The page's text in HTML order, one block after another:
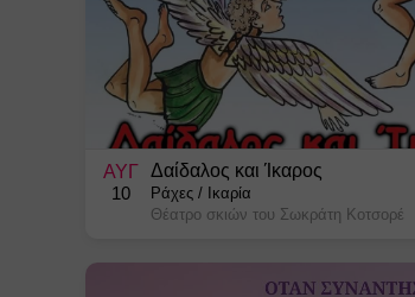
ΑΥΓ
10
Δαίδαλος και Ίκαρος
Ράχες / Ικαρία
Θέατρο σκιών του Σωκράτη Κοτσορέ